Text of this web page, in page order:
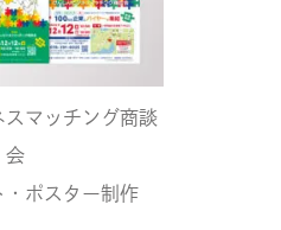
スマッチング商談
会
・ポスター制作